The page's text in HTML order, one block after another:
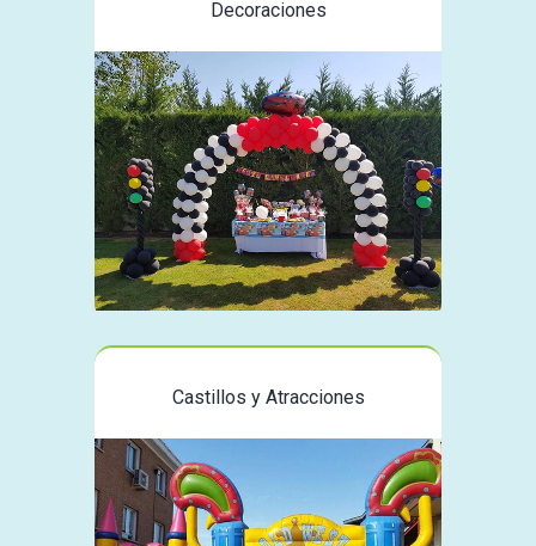
Decoraciones
Castillos y Atracciones